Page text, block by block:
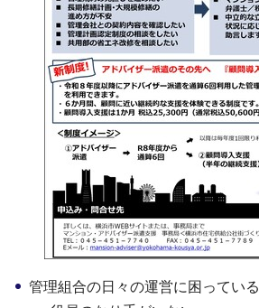
管理組合の日々の運営に困っている